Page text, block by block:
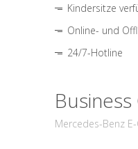
Kindersitze
Online- und
24/7-Hotline
Business
Mercedes-Benz